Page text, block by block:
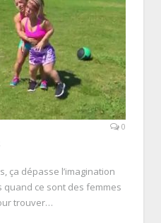
0
ça dépasse l’imagination
quand ce sont des femmes
trouver…